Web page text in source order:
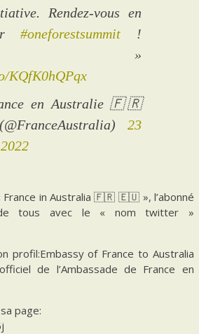
Rendez-vous en
#oneforestsummit !
KQfK0hQPqx
en Australie 🇫🇷
23
France in Australia 🇫🇷 🇪🇺 », l’abonné
tous avec le « nom twitter »
profil:Embassy of France to Australia
de l’Ambassade de France en
page: